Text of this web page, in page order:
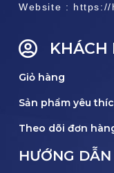
Website : https://
KHÁCH
Giỏ hàng
Sản phẩm yêu
Theo dõi đơn
HƯỚNG DẪN